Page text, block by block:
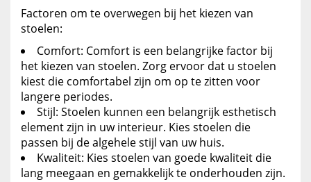
Factoren om te overwegen bij het kiezen van
stoelen:
Comfort: Comfort is een belangrijke factor bij
het kiezen van stoelen. Zorg ervoor dat u stoelen
kiest die comfortabel zijn om op te zitten voor
langere periodes.
Stijl: Stoelen kunnen een belangrijk esthetisch
element zijn in uw interieur. Kies stoelen die
passen bij de algehele stijl van uw huis.
Kwaliteit: Kies stoelen van goede kwaliteit die
lang meegaan en gemakkelijk te onderhouden zijn.